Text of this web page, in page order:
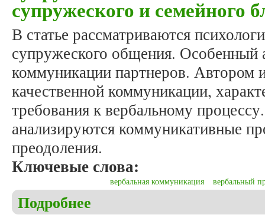
супружеского и семейного
В статье рассматриваются
супружеского общения. Особенный
коммуникации партнеров. Автором
качественной коммуникации,
требования к вербальному
анализируются коммуникативные
преодоления.
Ключевые слова:
вербальная коммуникация вербальный
Подробнее